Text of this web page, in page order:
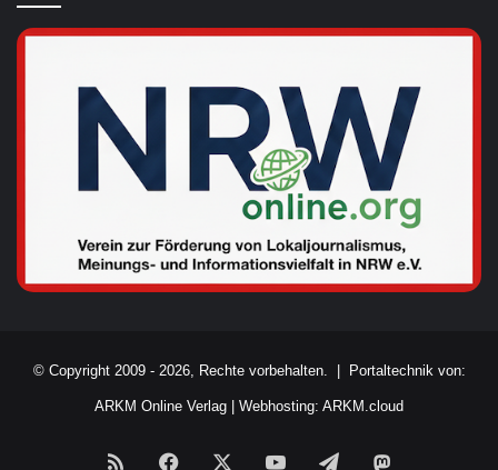
© Copyright 2009 - 2026, Rechte vorbehalten. | Portaltechnik von:
ARKM Online Verlag Webhosting: ARKM.cloud
RSS Facebook YouTubeTelegram